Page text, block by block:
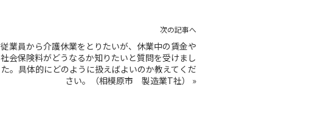
次の記事へ
従業員から介護休業をとりたいが、休業中の賃金や
社会保険料がどうなるか知りたいと質問を受けまし
た。具体的にどのように扱えばよいのか教えてくだ
さい。（相模原市 製造業T社）
»